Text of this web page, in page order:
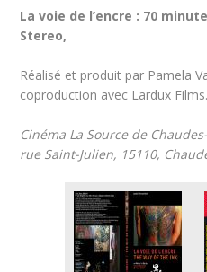
La voie de l’encre : 70
Stereo,
Réalisé et produit par Pamela
coproduction avec Lardux Films.
Cinéma La Source de
rue Saint-Julien, 15110,